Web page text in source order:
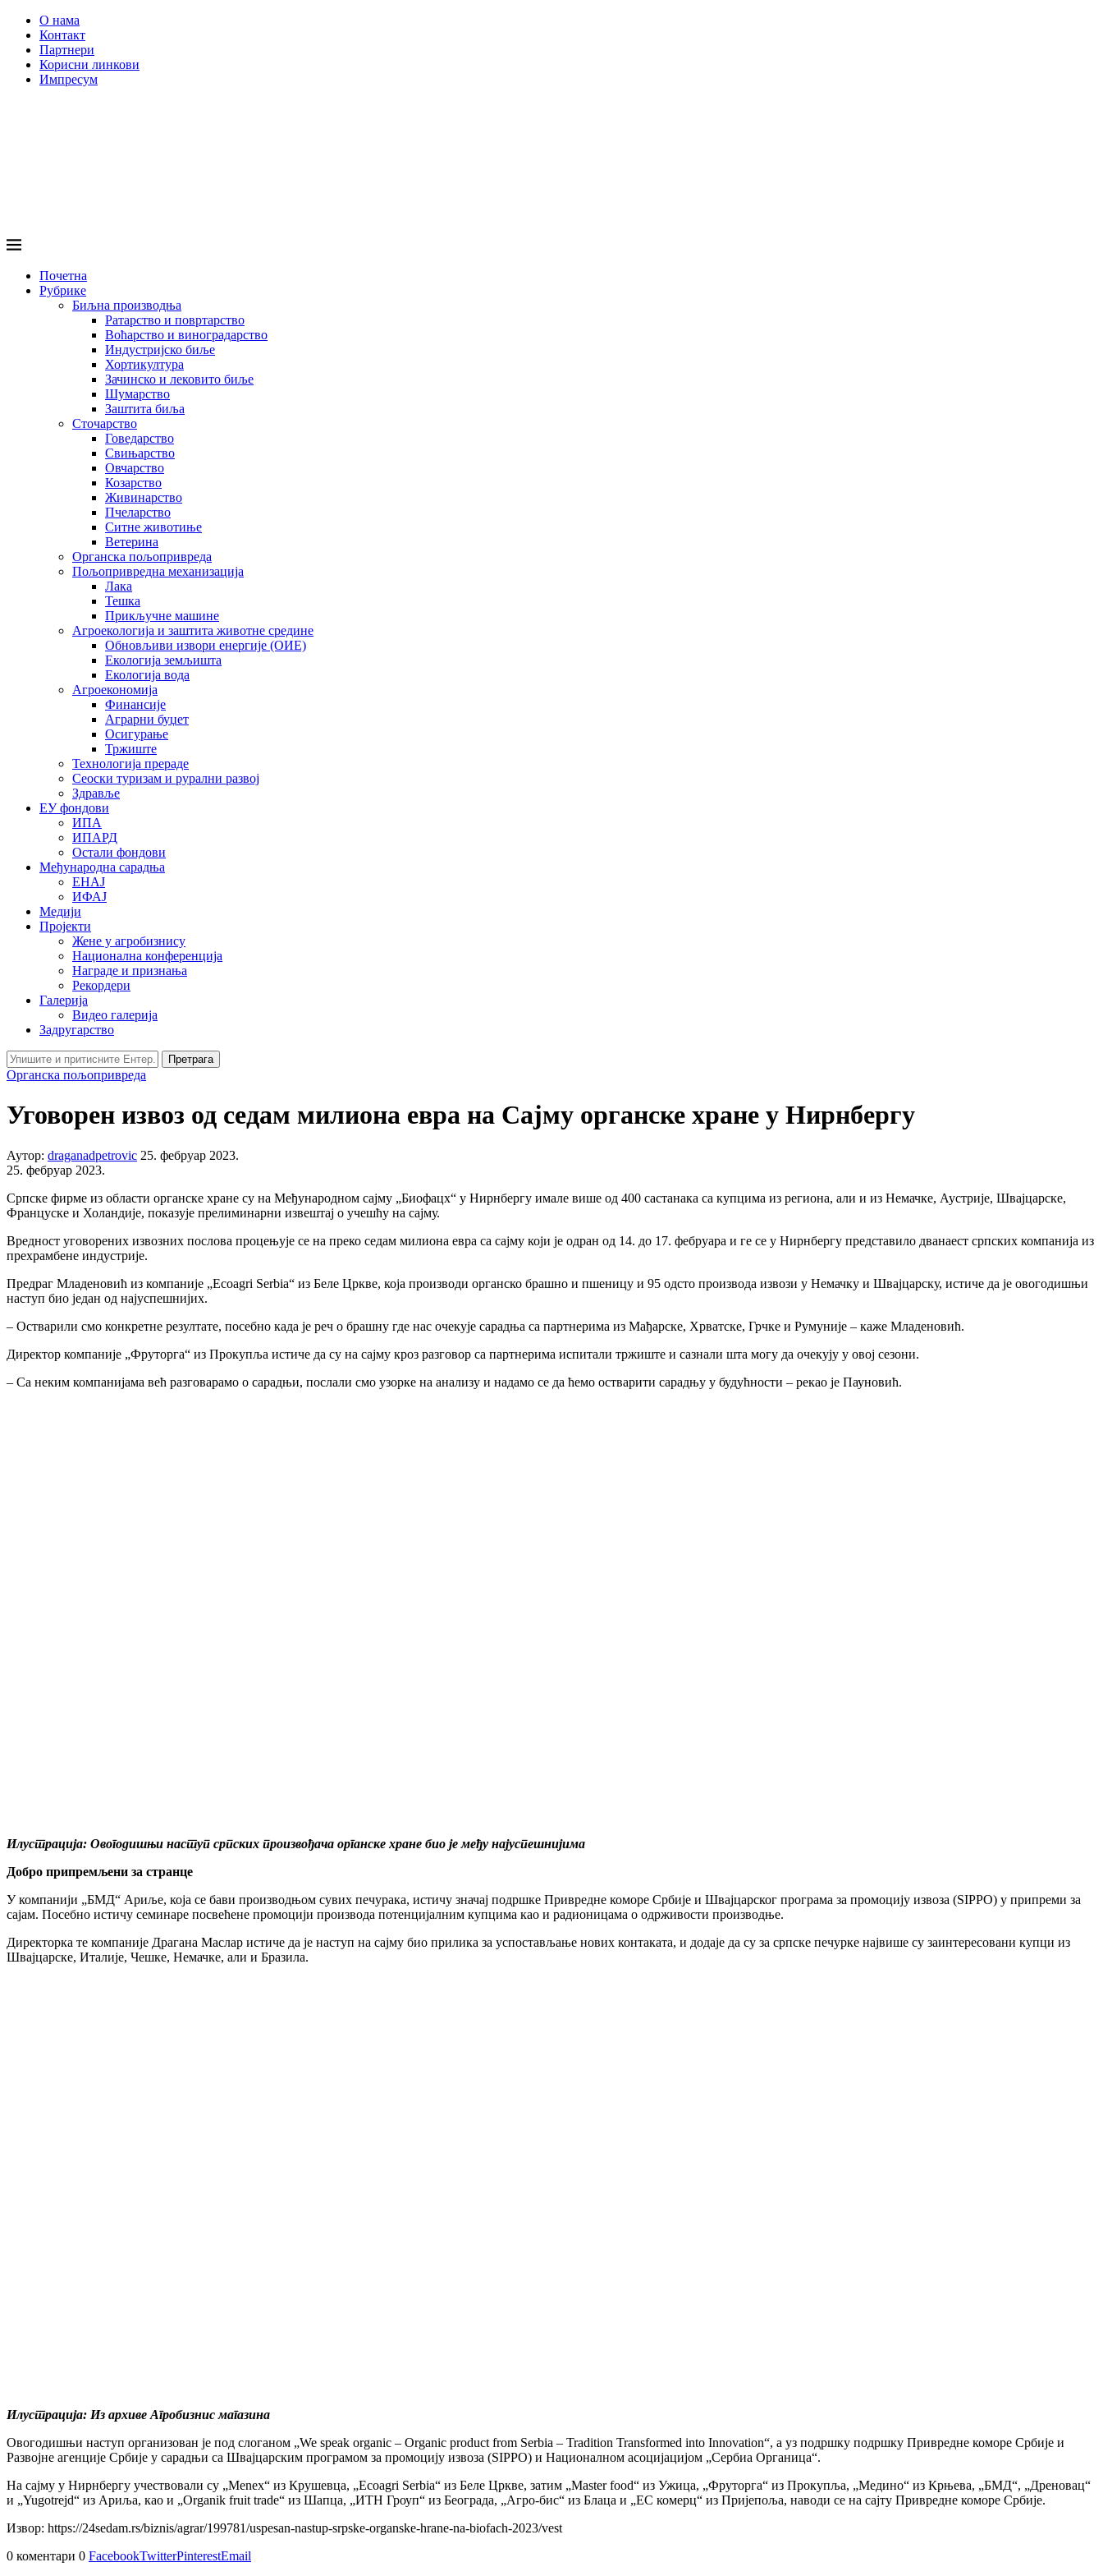
О нама
Контакт
Партнери
Корисни линкови
Импресум
Почетна
Рубрике
Биљна производња
Ратарство и повртарство
Воћарство и виноградарство
Индустријско биље
Хортикултура
Зачинско и лековито биље
Шумарство
Заштита биља
Сточарство
Говедарство
Свињарство
Овчарство
Козарство
Живинарство
Пчеларство
Ситне животиње
Ветерина
Органска пољопривреда
Пољопривредна механизација
Лака
Тешка
Прикључне машине
Агроекологија и заштита животне средине
Обновљиви извори енергије (ОИЕ)
Екологија земљишта
Екологија вода
Агроекономија
Финансије
Аграрни буџет
Осигурање
Тржиште
Технологија прераде
Сеоски туризам и рурални развој
Здравље
ЕУ фондови
ИПА
ИПАРД
Остали фондови
Међународна сарадња
ЕНАЈ
ИФАЈ
Медији
Пројекти
Жене у агробизнису
Национална конференција
Награде и признања
Рекордери
Галерија
Видео галерија
Задругарство
Претрага
Органска пољопривреда
Уговорен извоз од седам милиона евра на Сајму органске хране у Нирнбергу
Аутор: draganadpetrovic 25. фебруар 2023.
25. фебруар 2023.
Српске фирме из области органске хране су на Међународном сајму „Биофацх“ у Нирнбергу имале више од 400 састанака са купцима из региона, али и из Немачке, Аустрије, Швајцарске,
Француске и Холандије, показује прелиминарни извештај о учешћу на сајму.
Вредност уговорених извозних послова процењује се на преко седам милиона евра са сајму који је одран од 14. до 17. фебруара и ге се у Нирнбергу представило дванаест српских компанија из
прехрамбене индустрије.
Предраг Младеновић из компаније „Ecoagri Serbia“ из Беле Цркве, која производи органско брашно и пшеницу и 95 одсто производа извози у Немачку и Швајцарску, истиче да је овогодишњи
наступ био један од најуспешнијих.
– Остварили смо конкретне резултате, посебно када је реч о брашну где нас очекује сарадња са партнерима из Мађарске, Хрватске, Грчке и Румуније – каже Младеновић.
Директор компаније „Фруторга“ из Прокупља истиче да су на сајму кроз разговор са партнерима испитали тржиште и сазнали шта могу да очекују у овој сезони.
– Са неким компанијама већ разговарамо о сарадњи, послали смо узорке на анализу и надамо се да ћемо остварити сарадњу у будућности – рекао је Пауновић.
Илустрација: Овогодишњи наступ српских произвођача органске хране био је међу најуспешнијима
Добро припремљени за странце
У компанији „БМД“ Ариље, која се бави производњом сувих печурака, истичу значај подршке Привредне коморе Србије и Швајцарског програма за промоцију извоза (SIPPO) у припреми за
сајам. Посебно истичу семинаре посвећене промоцији производа потенцијалним купцима као и радионицама о одрживости производње.
Директорка те компаније Драгана Маслар истиче да је наступ на сајму био прилика за успостављање нових контаката, и додаје да су за српске печурке највише су заинтересовани купци из
Швајцарске, Италије, Чешке, Немачке, али и Бразила.
Илустрација: Из архиве Агробизнис магазина
Овогодишњи наступ организован је под слоганом „We speak organic – Organic product from Serbia – Tradition Transformed into Innovation“, а уз подршку подршку Привредне коморе Србије и
Развојне агенције Србије у сарадњи са Швајцарским програмом за промоцију извоза (SIPPO) и Националном асоцијацијом „Сербиа Органица“.
На сајму у Нирнбергу учествовали су „Menex“ из Крушевца, „Ecoagri Serbia“ из Беле Цркве, затим „Master food“ из Ужица, „Фруторга“ из Прокупља, „Медино“ из Крњева, „БМД“, „Дреновац“
и „Yugotrejd“ из Ариља, као и „Organik fruit trade“ из Шапца, „ИТН Гроуп“ из Београда, „Агро-бис“ из Блаца и „ЕС комерц“ из Пријепоља, наводи се на сајту Привредне коморе Србије.
Извор: https://24sedam.rs/biznis/agrar/199781/uspesan-nastup-srpske-organske-hrane-na-biofach-2023/vest
0 коментари 0 FacebookTwitterPinterestEmail